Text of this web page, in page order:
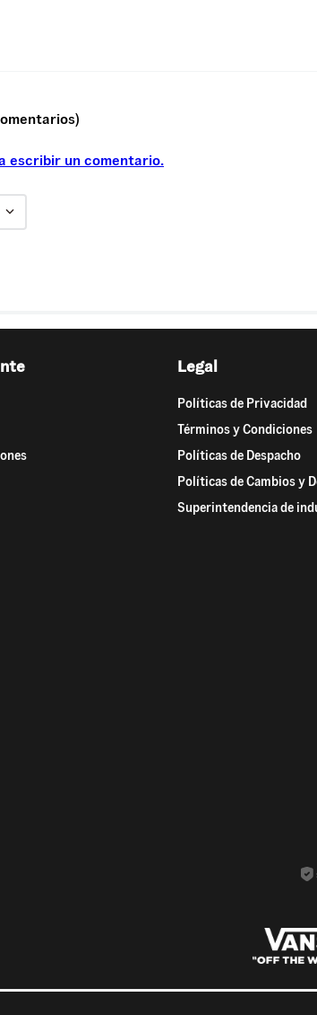
escribir un comentario.
Legal
Políticas de Privacidad
Términos y Condiciones
Políticas de Despacho
Políticas de Cambios y
Superintendencia de